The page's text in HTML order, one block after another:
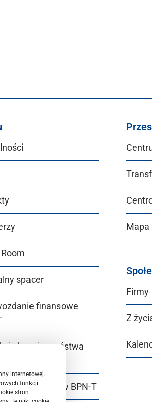
spacer
finansowe
bezpieczeństwa
Equality Plan w BPN‑T
Mapa
Firmy
Z
internetowej.
funkcji
stron